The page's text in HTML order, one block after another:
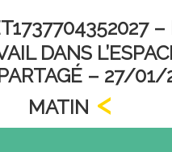
–
DANS
– 27/01/
MATIN